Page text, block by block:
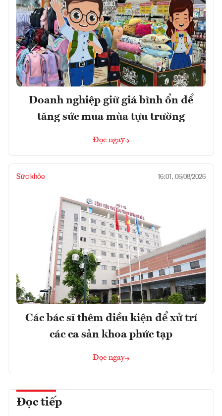
Doanh nghiệp giữ giá bình ổn để
tăng sức mua mùa tựu trường
Đọc ngay
Sức khỏe 16:01, 06/08/2026
Các bác sĩ thêm điều kiện để xử trí
các ca sản khoa phức tạp
Đọc ngay
Đọc tiếp